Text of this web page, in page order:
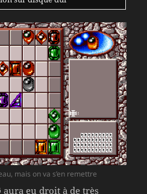
mais on va s’en remettre
aura eu droit à de très